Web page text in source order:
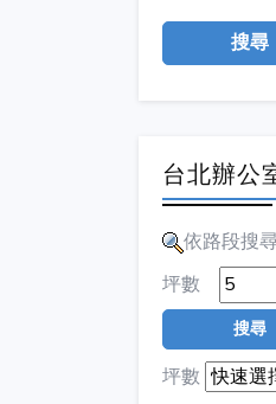
搜尋
台北辦公
依路段搜
坪數
搜尋
坪數